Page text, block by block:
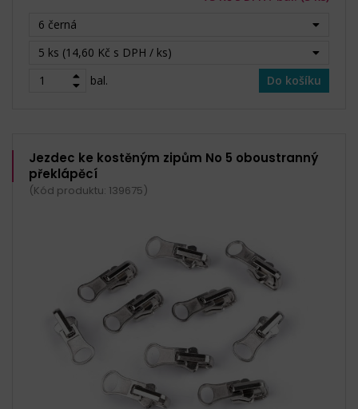
6 černá
5 ks (14,60 Kč s DPH / ks)
bal.
Do košíku
Jezdec ke kostěným zipům No 5 oboustranný
překlápěcí
(Kód produktu: 139675)